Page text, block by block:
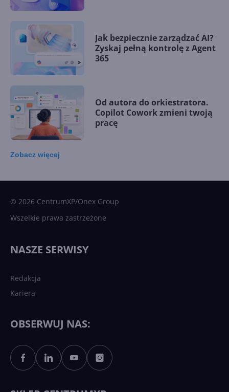
Jak bezpiecznie zarządzać AI?
Zyskaj pełną kontrolę z Agent
365
Od autora do orkiestratora.
Copilot Cowork zmieni twoją
pracę
Sztuczna inteligencja po
polsku. Dość barier
Zobacz więcej
© 2026 CentrumXP/Onex Group
Wszelkie prawa zastrzeżone
NASZE SERWISY
Redakcja
Kariera
OBSERWUJ NAS: